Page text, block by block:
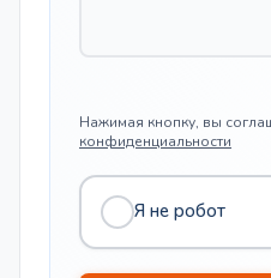
Нажимая кнопку, вы
конфиденциальности
Я не робот